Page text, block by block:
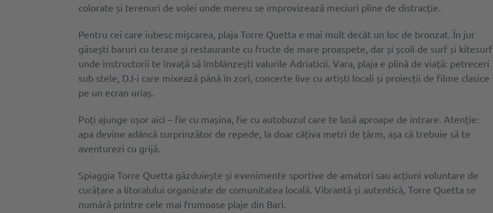
colorate și terenuri de volei unde mereu se improvizează meciuri pline de distracție.
Pentru cei care iubesc mișcarea, plaja Torre Quetta e mai mult decât un loc de bronzat. În jur
găsești baruri cu terase și restaurante cu fructe de mare proaspete, dar și școli de surf și kitesurf
unde instructorii te învață să îmblânzești valurile Adriaticii. Vara, plaja e plină de viață: petreceri
sub stele, DJ-i care mixează până în zori, concerte live cu artiști locali și proiecții de filme clasice
pe un ecran uriaș.
Poți ajunge ușor aici – fie cu mașina, fie cu autobuzul care te lasă aproape de intrare. Atenție:
apa devine adâncă surprinzător de repede, la doar câțiva metri de țărm, așa că trebuie să te
aventurezi cu grijă.
Spiaggia Torre Quetta găzduiește și evenimente sportive de amatori sau acțiuni voluntare de
curățare a litoralului organizate de comunitatea locală. Vibrantă și autentică, Torre Quetta se
numără printre cele mai frumoase plaje din Bari.